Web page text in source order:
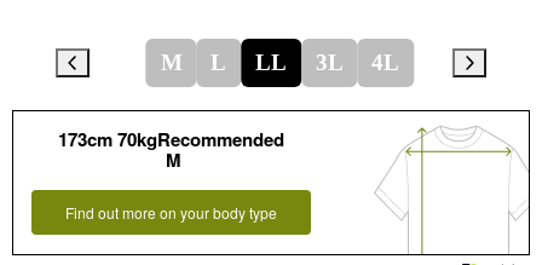
M L LL 3L 4L
173cm 70kgRecommended
M
Find out more on your body type